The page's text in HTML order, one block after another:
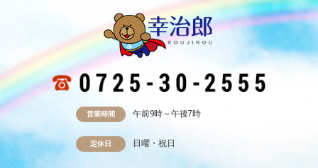
営業時間 午前9時～午後7時
定休日 日曜・祝日